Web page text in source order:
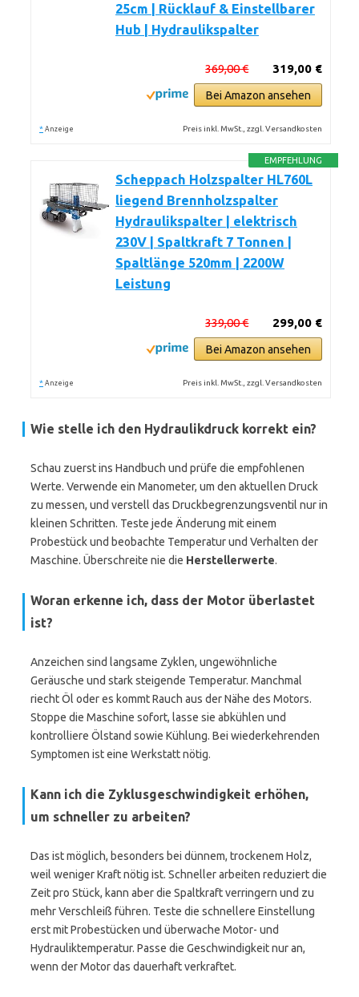
25cm | Rücklauf & Einstellbarer
Hub | Hydraulikspalter
319,00 €
369,00 €
Bei Amazon ansehen
* Anzeige Preis inkl. MwSt., zzgl. Versandkosten
EMPFEHLUNG
Scheppach Holzspalter HL760L
liegend Brennholzspalter
Hydraulikspalter | elektrisch
230V | Spaltkraft 7 Tonnen |
Spaltlänge 520mm | 2200W
Leistung
299,00 €
339,00 €
Bei Amazon ansehen
* Anzeige Preis inkl. MwSt., zzgl. Versandkosten
Wie stelle ich den Hydraulikdruck korrekt ein?
Schau zuerst ins Handbuch und prüfe die empfohlenen
Werte. Verwende ein Manometer, um den aktuellen Druck
zu messen, und verstell das Druckbegrenzungsventil nur in
kleinen Schritten. Teste jede Änderung mit einem
Probestück und beobachte Temperatur und Verhalten der
Maschine. Überschreite nie die Herstellerwerte.
Woran erkenne ich, dass der Motor überlastet
ist?
Anzeichen sind langsame Zyklen, ungewöhnliche
Geräusche und stark steigende Temperatur. Manchmal
riecht Öl oder es kommt Rauch aus der Nähe des Motors.
Stoppe die Maschine sofort, lasse sie abkühlen und
kontrolliere Ölstand sowie Kühlung. Bei wiederkehrenden
Symptomen ist eine Werkstatt nötig.
Kann ich die Zyklusgeschwindigkeit erhöhen,
um schneller zu arbeiten?
Das ist möglich, besonders bei dünnem, trockenem Holz,
weil weniger Kraft nötig ist. Schneller arbeiten reduziert die
Zeit pro Stück, kann aber die Spaltkraft verringern und zu
mehr Verschleiß führen. Teste die schnellere Einstellung
erst mit Probestücken und überwache Motor- und
Hydrauliktemperatur. Passe die Geschwindigkeit nur an,
wenn der Motor das dauerhaft verkraftet.